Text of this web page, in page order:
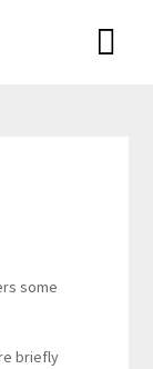
some
briefly